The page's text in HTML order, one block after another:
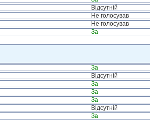
Відсутній
Не голосував
Не голосував
За
За
Відсутній
За
За
За
Відсутній
За